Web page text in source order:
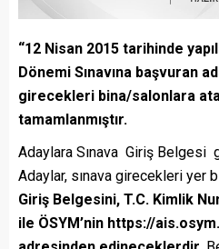
“12 Nisan 2015 tarihinde
Dönemi Sınavına başvuran
girecekleri bina/salonlara
tamamlanmıştır.
Adaylara Sınava Giriş Belgesi
Adaylar, sınava girecekleri yer
Giriş Belgesini, T.C. Kimlik
ile ÖSYM’nin https://